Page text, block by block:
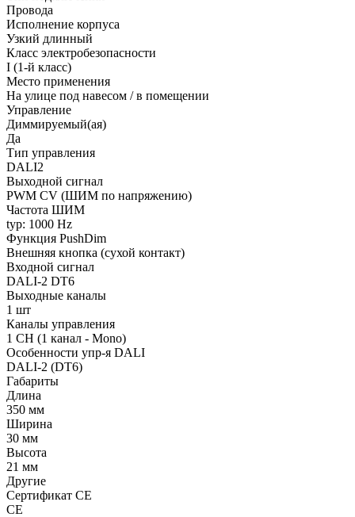
Провода
Исполнение корпуса
Узкий длинный
Класс электробезопасности
I (1-й класс)
Место применения
На улице под навесом / в помещении
Управление
Диммируемый(ая)
Да
Тип управления
DALI2
Выходной сигнал
PWM СV (ШИМ по напряжению)
Частота ШИМ
typ: 1000 Hz
Функция PushDim
Внешняя кнопка (сухой контакт)
Входной сигнал
DALI-2 DT6
Выходные каналы
1 шт
Каналы управления
1 CH (1 канал - Mono)
Особенности упр-я DALI
DALI-2 (DT6)
Габариты
Длина
350 мм
Ширина
30 мм
Высота
21 мм
Другие
Сертификат CE
CE